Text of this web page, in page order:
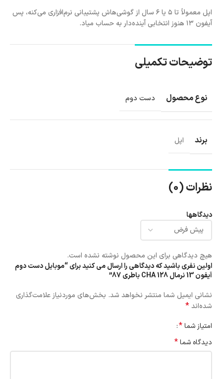
اپل معمولاً تا ۵ یا ۶ سال از گوشی‌هاش پشتیبانی نرم‌افزاری می‌کنه، پس
آیفون ۱۳ هنوز انتخابی آینده‌دار به حساب میاد.
توضیحات تکمیلی
نوع محصول دست دوم
برند اپل
نظرات (0)
دیدگاهها
هیچ دیدگاهی برای این محصول نوشته نشده است.
اولین نفری باشید که دیدگاهی را ارسال می کنید برای “موبایل دست دوم
آیفون 13 نرمال 128 CHA باطری 87”
نشانی ایمیل شما منتشر نخواهد شد. بخش‌های موردنیاز علامت‌گذاری
شده‌اند*
امتیاز شما*
دیدگاه شما*